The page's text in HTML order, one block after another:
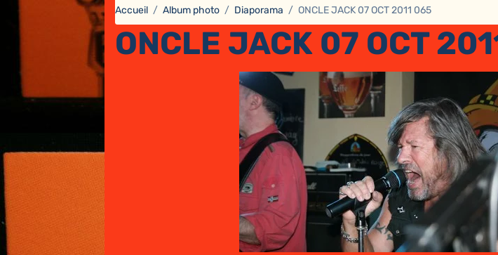
Accueil Album photo Diaporama ONCLE JACK 07 OCT 2011 065
ONCLE JACK 07 OCT